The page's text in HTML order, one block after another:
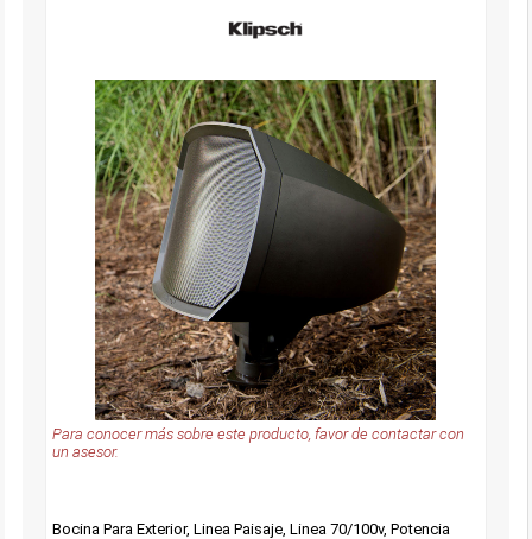
Para conocer más sobre este producto, favor de contactar con
un asesor.
Bocina Para Exterior, Linea Paisaje, Linea 70/100v, Potencia